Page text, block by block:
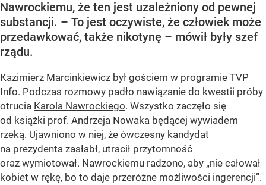
Nawrockiemu, że ten jest uzależniony od pewnej
substancji. – To jest oczywiste, że człowiek może
przedawkować, także nikotynę – mówił były szef
rządu.
Kazimierz Marcinkiewicz był gościem w programie TVP
Info. Podczas rozmowy padło nawiązanie do kwestii próby
otrucia Karola Nawrockiego. Wszystko zaczęło się
od książki prof. Andrzeja Nowaka będącej wywiadem
rzeką. Ujawniono w niej, że ówczesny kandydat
na prezydenta zasłabł, utracił przytomność
oraz wymiotował. Nawrockiemu radzono, aby „nie całował
kobiet w rękę, bo to daje przeróżne możliwości ingerencji”.